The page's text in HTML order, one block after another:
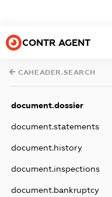
CONTR AGENT
CAHEADER.SEARCH
document.dossier
document.statements
document.history
document.inspections
document.bankruptcy